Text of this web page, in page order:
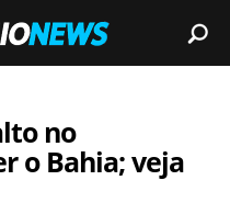
no
o Bahia; veja